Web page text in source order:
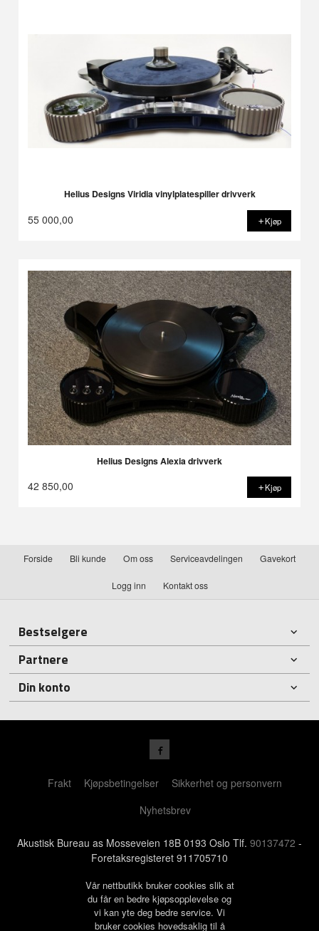
Helius Designs Viridia vinylplatespiller drivverk
55 000,00 Kjøp
Helius Designs Alexia drivverk
42 850,00 Kjøp
Forside Bli kunde Om oss Serviceavdelingen Gavekort
Logg inn Kontakt oss
Bestselgere
Partnere
Din konto
Frakt Kjøpsbetingelser
Sikkerhet og personvern
Nyhetsbrev
Akustisk Bureau as Mosseveien 18B 0193 Oslo Tlf. 90137472 -
Foretaksregisteret 911705710
Vår nettbutikk bruker cookies slik at
du får en bedre kjøpsopplevelse og
vi kan yte deg bedre service. Vi
bruker cookies hovedsaklig til å